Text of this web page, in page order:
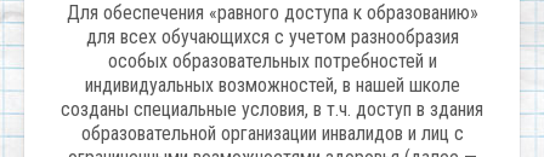
Для обеспечения «равного доступа к образованию»
для всех обучающихся с учетом разнообразия
особых образовательных потребностей и
индивидуальных возможностей, в нашей школе
созданы специальные условия, в т.ч. доступ в здания
образовательной организации инвалидов и лиц с